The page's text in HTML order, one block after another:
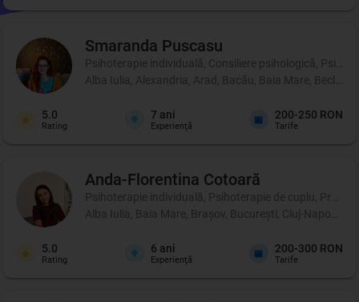
Smaranda Puscasu
Psihoterapie individuală, Consiliere psihologică,
Alba Iulia, Alexandria, Arad, Bacău, Baia Mare,
5.0
Rating
7 ani
Experienţă
200-250 RON
Tarife
Anda-Florentina Cotoară
Psihoterapie individuală, Psihoterapie de cuplu, Profil
Alba Iulia, Baia Mare, Brașov, București, Cluj-Napoca,
5.0
Rating
6 ani
Experienţă
200-300 RON
Tarife